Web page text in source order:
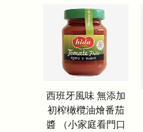
西班牙風味 無添加
初榨橄欖油燴番茄
醬 （小家庭看門口